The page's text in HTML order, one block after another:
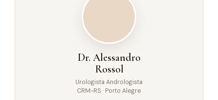
Dr. Alessandro
Rossol
Urologista Andrologista
CRM-RS · Porto Alegre